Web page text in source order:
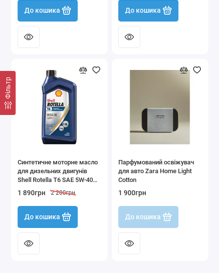
Фільтр
До кошика До кошика
Синтетичне моторне масло
для дизельних двигунів
Shell Rotella T6 SAE 5W-40
об'ємом 940 мл Made in USA
1 890грн 2 200грн
До кошика
Парфумований освіжувач
для авто Zara Home Light
Cotton
1 900грн
До кошика